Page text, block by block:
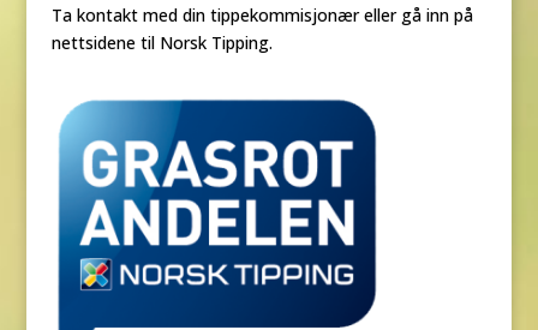
Ta kontakt med din tippekommisjonær eller gå inn på
nettsidene til Norsk Tipping.